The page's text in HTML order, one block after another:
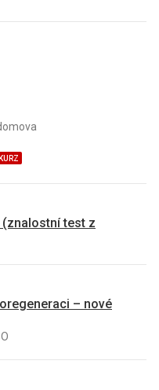
test z
– nové